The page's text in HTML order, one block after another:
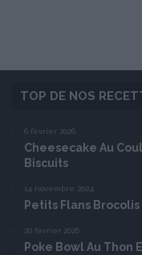
TOP DE NOS
6 février 2026
Cheesecake Au
Biscuits
14 novembre 2024
Petits Flans
20 février 2026
Poke Bowl Au Thon